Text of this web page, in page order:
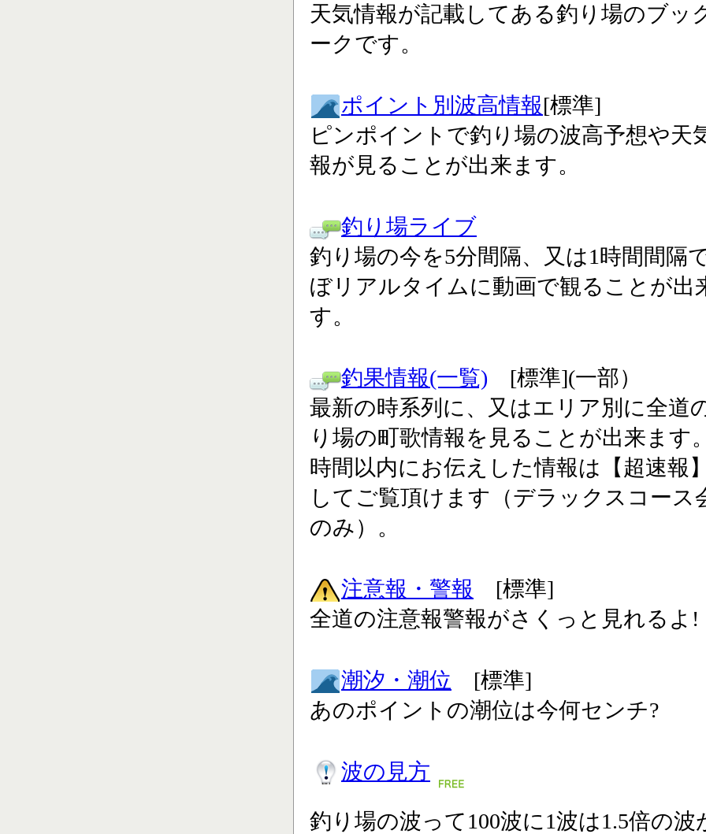
天気情報が記載してある釣り場のブッ
ークです。
ポイント別波高情報[標準]
ピンポイントで釣り場の波高予想や天
報が見ることが出来ます。
釣り場ライブ
釣り場の今を5分間隔、又は1時間間隔
ぼリアルタイムに動画で観ることが出
す。
釣果情報(一覧) [標準](一部）
最新の時系列に、又はエリア別に全道
り場の町歌情報を見ることが出来ます
時間以内にお伝えした情報は【超速報
してご覧頂けます（デラックスコース
のみ）。
注意報・警報 [標準]
全道の注意報警報がさくっと見れるよ!
潮汐・潮位 [標準]
あのポイントの潮位は今何センチ?
波の見方
釣り場の波って100波に1波は1.5倍の波